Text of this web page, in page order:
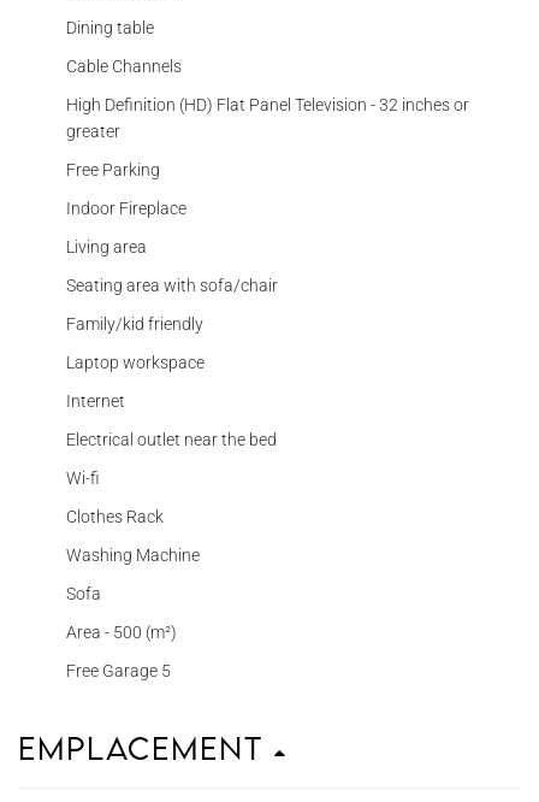
Dining table
Cable Channels
High Definition (HD) Flat Panel Television - 32 inches or
greater
Free Parking
Indoor Fireplace
Living area
Seating area with sofa/chair
Family/kid friendly
Laptop workspace
Internet
Electrical outlet near the bed
Wi-fi
Clothes Rack
Washing Machine
Sofa
Area - 500 (m²)
Free Garage 5
Emplacement